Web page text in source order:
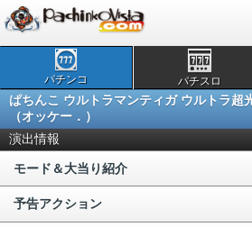
パチンコ パチスロ
ぱちんこ ウルトラマンティガ ウルトラ超
（オッケー．）
演出情報
モード＆大当り紹介
予告アクション